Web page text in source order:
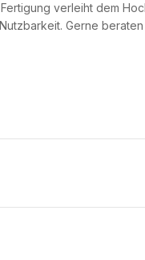
verleiht dem
Gerne